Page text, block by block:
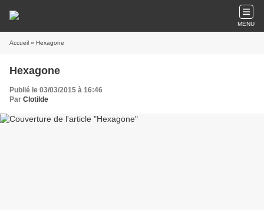
MENU
Accueil » Hexagone
Hexagone
Publié le 03/03/2015 à 16:46
Par Clotilde